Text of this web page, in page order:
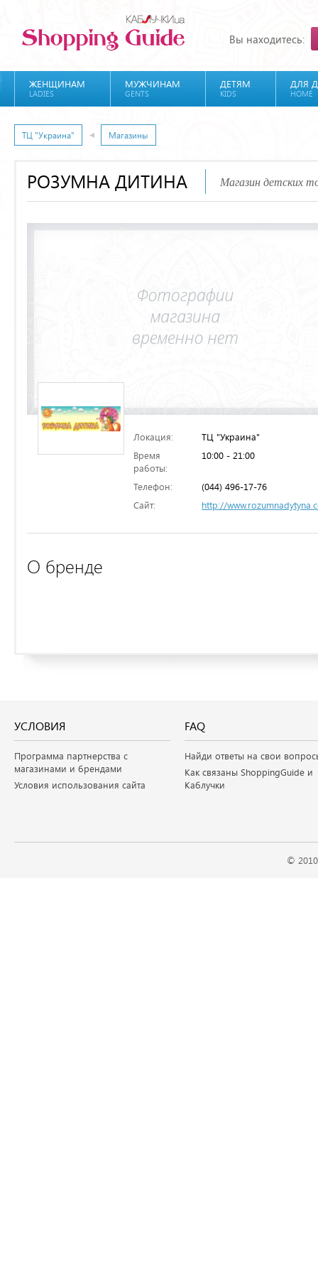
Вы находитесь:
ЖЕНЩИНАМ
LADIES
МУЖЧИНАМ
GENTS
ДЕТЯМ
KIDS
ДЛЯ
HOME
ТЦ "Украина" Магазины
РОЗУМНА ДИТИНА Магазин детских
Локация:
ТЦ "Украина"
Время
работы:
10:00 - 21:00
Телефон:
(044) 496-17-76
Сайт:
http://
О бренде
УСЛОВИЯ
Программа партнерства с
магазинами и брендами
Условия использования сайта
FAQ
Найди ответы на свои
Как связаны ShoppingGuide и
Каблучки
©